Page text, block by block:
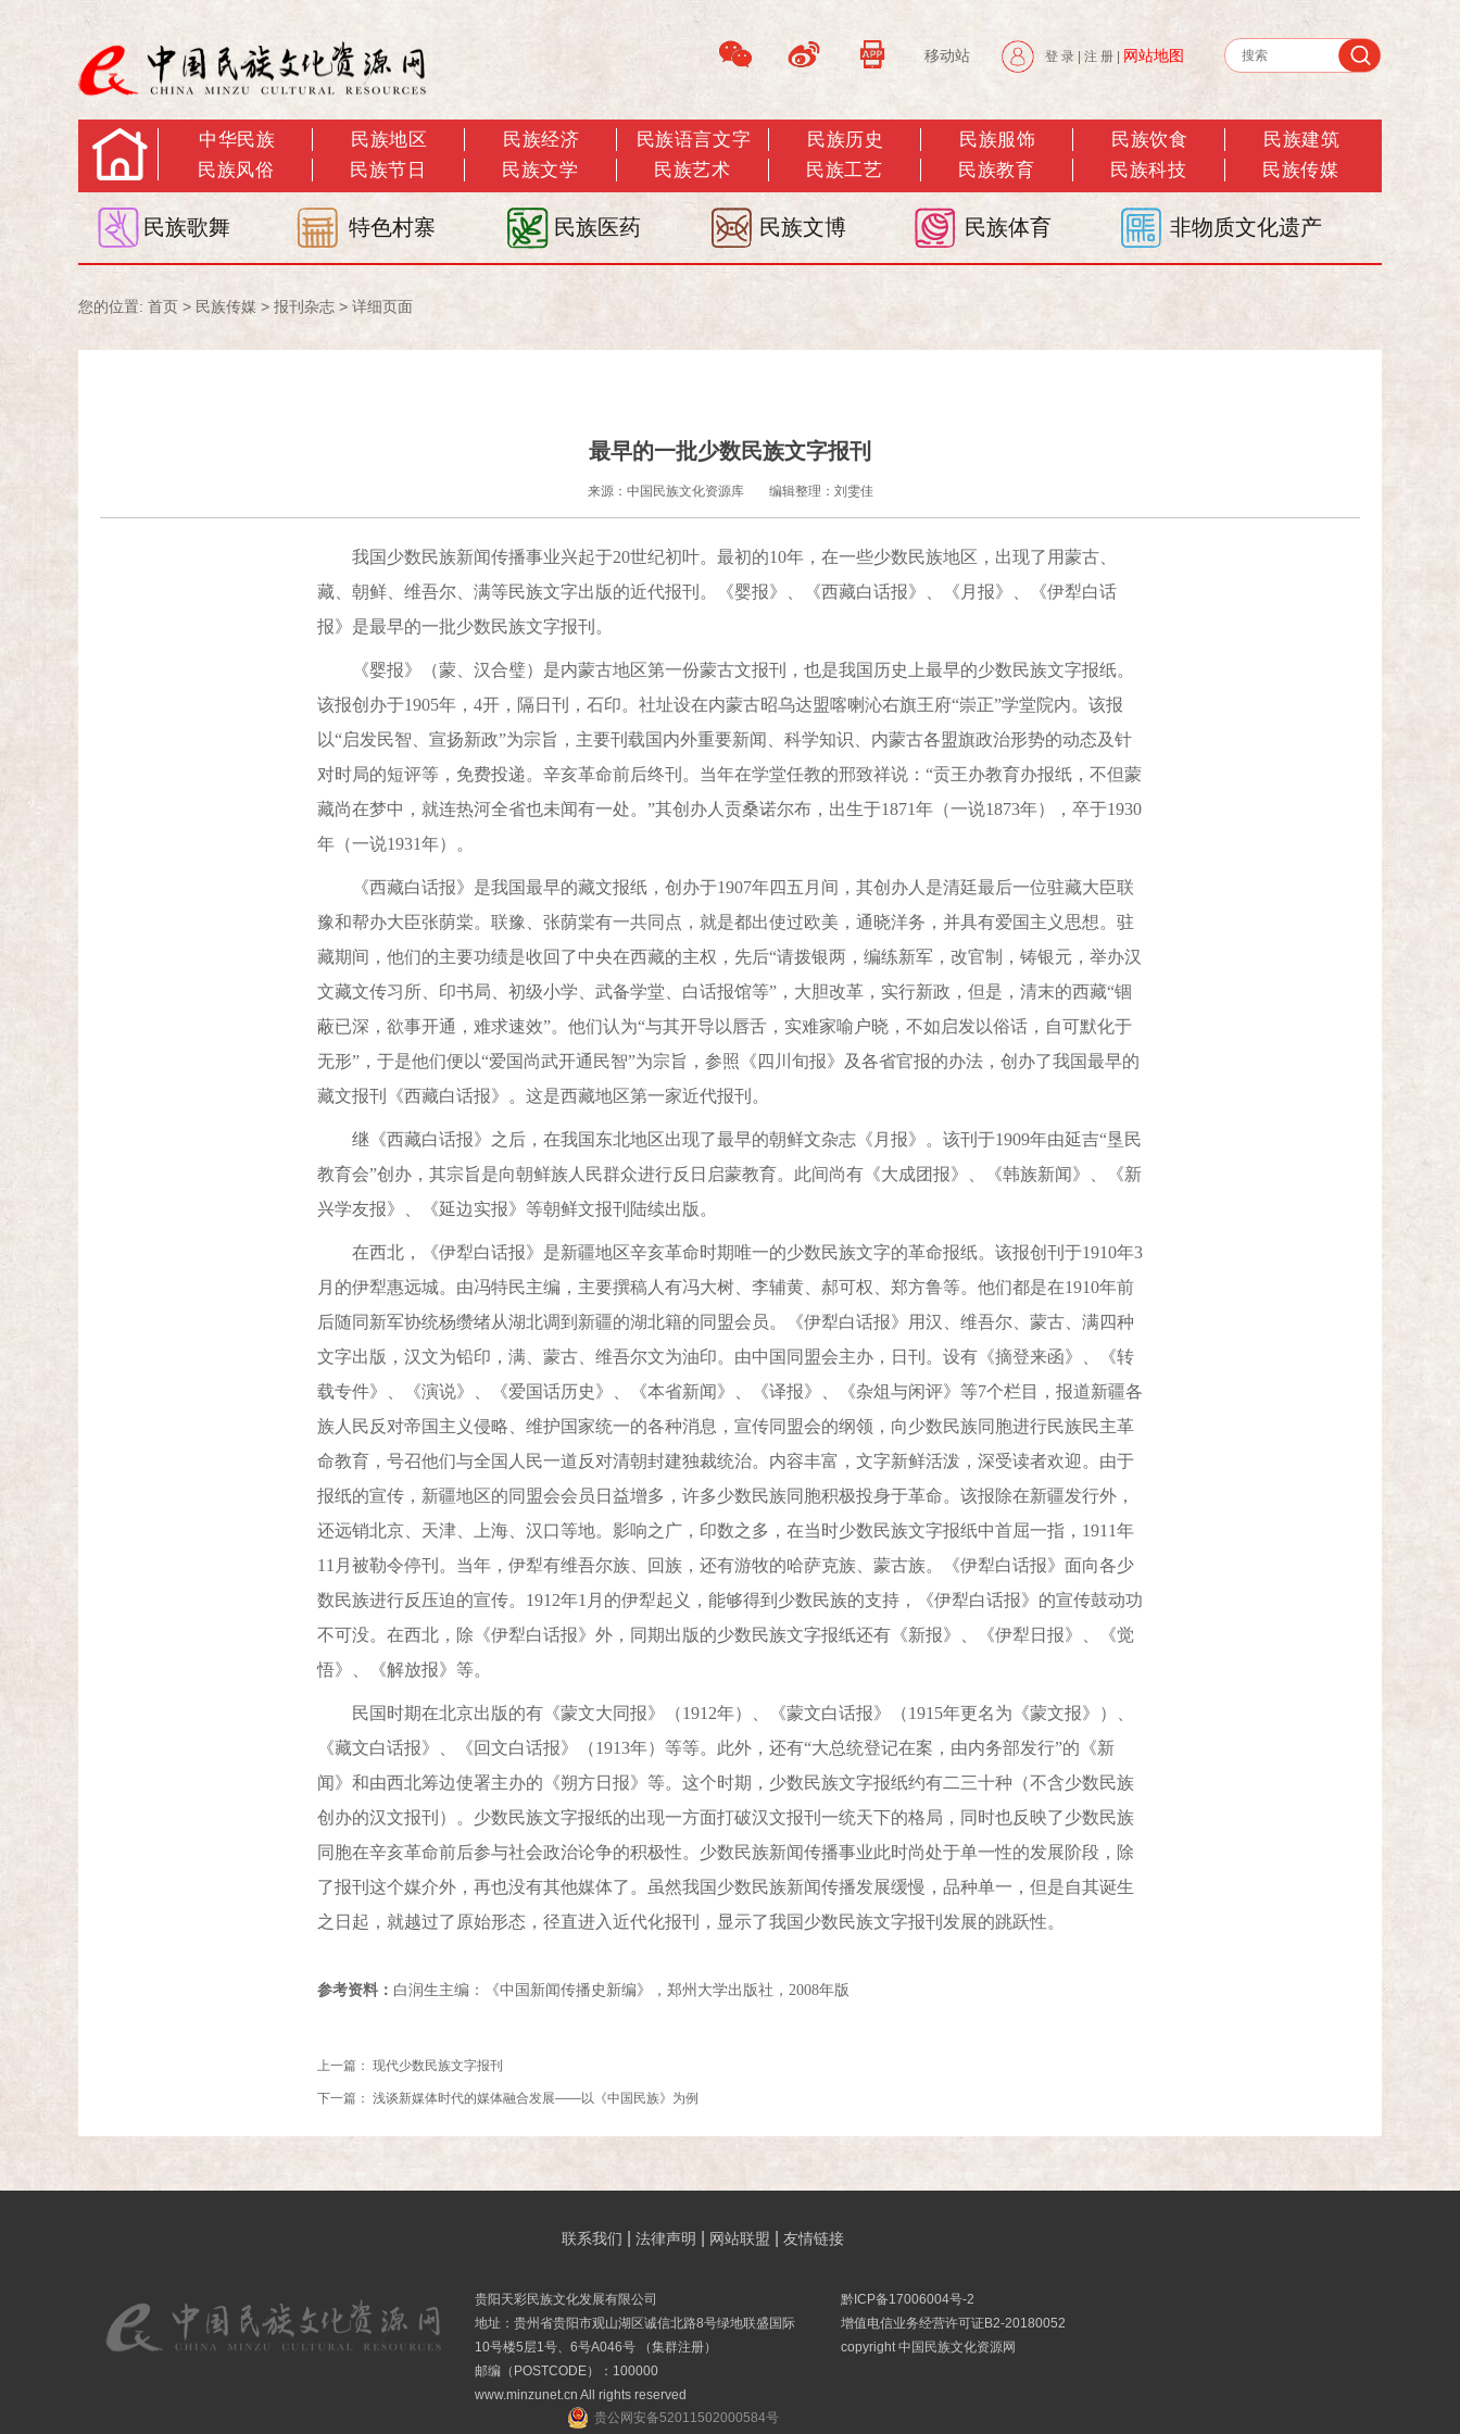
移动站 登 录 注 册 网站地图
中华民族 民族地区 民族经济 民族语言文字 民族历史 民族服饰 民族饮食
民族建筑
民族风俗
民族节日 民族文学 民族艺术 民族工艺 民族教育 民族科技 民族传媒
民族歌舞 特色村寨 民族医药 民族文博 民族体育 非物质文化遗产
您的位置: 首页 > 民族传媒 > 报刊杂志 > 详细页面
最早的一批少数民族文字报刊
来源：中国民族文化资源库 编辑整理：刘雯佳
我国少数民族新闻传播事业兴起于20世纪初叶。最初的10年，在一些少数民族地区，出现了用蒙古、
藏、朝鲜、维吾尔、满等民族文字出版的近代报刊。《婴报》、《西藏白话报》、《月报》、《伊犁白话
报》是最早的一批少数民族文字报刊。
《婴报》（蒙、汉合璧）是内蒙古地区第一份蒙古文报刊，也是我国历史上最早的少数民族文字报纸。
该报创办于1905年，4开，隔日刊，石印。社址设在内蒙古昭乌达盟喀喇沁右旗王府“崇正”学堂院内。该报
以“启发民智、宣扬新政”为宗旨，主要刊载国内外重要新闻、科学知识、内蒙古各盟旗政治形势的动态及针
对时局的短评等，免费投递。辛亥革命前后终刊。当年在学堂任教的邢致祥说：“贡王办教育办报纸，不但蒙
藏尚在梦中，就连热河全省也未闻有一处。”其创办人贡桑诺尔布，出生于1871年（一说1873年），卒于1930
年（一说1931年）。
《西藏白话报》是我国最早的藏文报纸，创办于1907年四五月间，其创办人是清廷最后一位驻藏大臣联
豫和帮办大臣张荫棠。联豫、张荫棠有一共同点，就是都出使过欧美，通晓洋务，并具有爱国主义思想。驻
藏期间，他们的主要功绩是收回了中央在西藏的主权，先后“请拨银两，编练新军，改官制，铸银元，举办汉
文藏文传习所、印书局、初级小学、武备学堂、白话报馆等”，大胆改革，实行新政，但是，清末的西藏“锢
蔽已深，欲事开通，难求速效”。他们认为“与其开导以唇舌，实难家喻户晓，不如启发以俗话，自可默化于
无形”，于是他们便以“爱国尚武开通民智”为宗旨，参照《四川旬报》及各省官报的办法，创办了我国最早的
藏文报刊《西藏白话报》。这是西藏地区第一家近代报刊。
继《西藏白话报》之后，在我国东北地区出现了最早的朝鲜文杂志《月报》。该刊于1909年由延吉“垦民
教育会”创办，其宗旨是向朝鲜族人民群众进行反日启蒙教育。此间尚有《大成团报》、《韩族新闻》、《新
兴学友报》、《延边实报》等朝鲜文报刊陆续出版。
在西北，《伊犁白话报》是新疆地区辛亥革命时期唯一的少数民族文字的革命报纸。该报创刊于1910年3
月的伊犁惠远城。由冯特民主编，主要撰稿人有冯大树、李辅黄、郝可权、郑方鲁等。他们都是在1910年前
后随同新军协统杨缵绪从湖北调到新疆的湖北籍的同盟会员。《伊犁白话报》用汉、维吾尔、蒙古、满四种
文字出版，汉文为铅印，满、蒙古、维吾尔文为油印。由中国同盟会主办，日刊。设有《摘登来函》、《转
载专件》、《演说》、《爱国话历史》、《本省新闻》、《译报》、《杂俎与闲评》等7个栏目，报道新疆各
族人民反对帝国主义侵略、维护国家统一的各种消息，宣传同盟会的纲领，向少数民族同胞进行民族民主革
命教育，号召他们与全国人民一道反对清朝封建独裁统治。内容丰富，文字新鲜活泼，深受读者欢迎。由于
报纸的宣传，新疆地区的同盟会会员日益增多，许多少数民族同胞积极投身于革命。该报除在新疆发行外，
还远销北京、天津、上海、汉口等地。影响之广，印数之多，在当时少数民族文字报纸中首屈一指，1911年
11月被勒令停刊。当年，伊犁有维吾尔族、回族，还有游牧的哈萨克族、蒙古族。《伊犁白话报》面向各少
数民族进行反压迫的宣传。1912年1月的伊犁起义，能够得到少数民族的支持，《伊犁白话报》的宣传鼓动功
不可没。在西北，除《伊犁白话报》外，同期出版的少数民族文字报纸还有《新报》、《伊犁日报》、《觉
悟》、《解放报》等。
民国时期在北京出版的有《蒙文大同报》（1912年）、《蒙文白话报》（1915年更名为《蒙文报》）、
《藏文白话报》、《回文白话报》（1913年）等等。此外，还有“大总统登记在案，由内务部发行”的《新
闻》和由西北筹边使署主办的《朔方日报》等。这个时期，少数民族文字报纸约有二三十种（不含少数民族
创办的汉文报刊）。少数民族文字报纸的出现一方面打破汉文报刊一统天下的格局，同时也反映了少数民族
同胞在辛亥革命前后参与社会政治论争的积极性。少数民族新闻传播事业此时尚处于单一性的发展阶段，除
了报刊这个媒介外，再也没有其他媒体了。虽然我国少数民族新闻传播发展缓慢，品种单一，但是自其诞生
之日起，就越过了原始形态，径直进入近代化报刊，显示了我国少数民族文字报刊发展的跳跃性。
参考资料： 白润生主编：《中国新闻传播史新编》，郑州大学出版社，2008年版
上一篇： 现代少数民族文字报刊
下一篇： 浅谈新媒体时代的媒体融合发展——以《中国民族》为例
联系我们 法律声明 网站联盟 友情链接
贵阳天彩民族文化发展有限公司
地址：贵州省贵阳市观山湖区诚信北路8号绿地联盛国际
10号楼5层1号、6号A046号 （集群注册）
邮编（POSTCODE）：100000
www.minzunet.cn All rights reserved
黔ICP备17006004号-2
增值电信业务经营许可证B2-20180052
copyright 中国民族文化资源网
贵公网安备52011502000584号